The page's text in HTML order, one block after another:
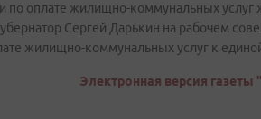
оплате жилищно-коммунальных услуг
Сергей Дарькин на рабочем
жилищно-коммунальных услуг к
Электронная версия